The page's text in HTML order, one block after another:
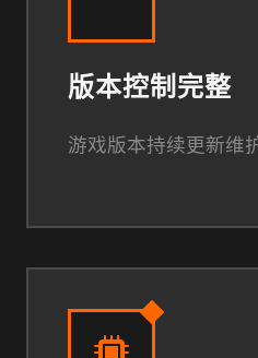
版本控制完整
游戏版本持续更新维